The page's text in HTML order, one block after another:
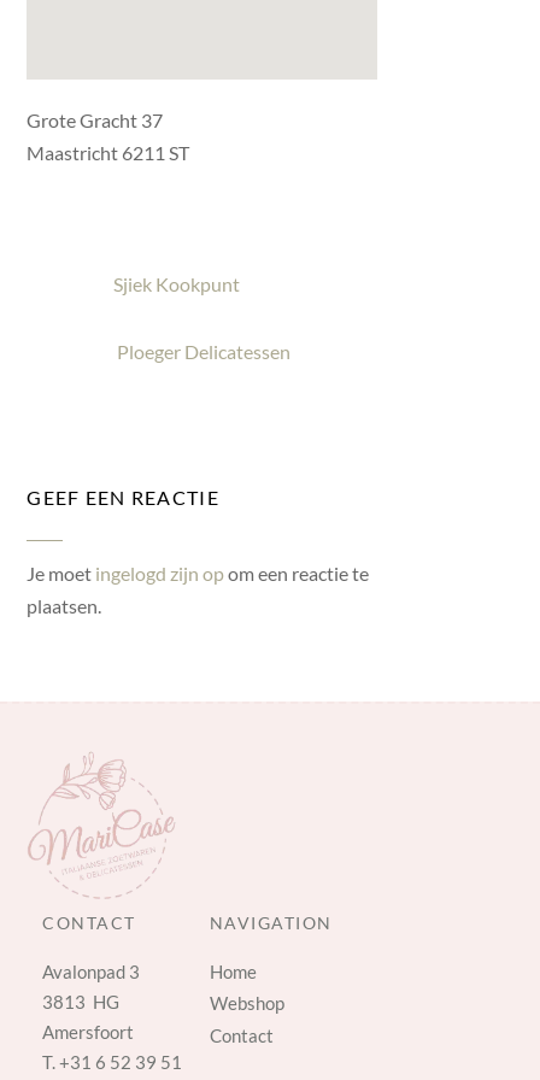
Grote Gracht 37
Maastricht 6211 ST
Sjiek Kookpunt
Ploeger Delicatessen
GEEF EEN REACTIE
Je moet ingelogd zijn opom een reactie te
plaatsen.
CONTACT
Avalonpad 3
3813 HG
Amersfoort
T.+31 6 52 39 51
NAVIGATION
Home
Webshop
Contact